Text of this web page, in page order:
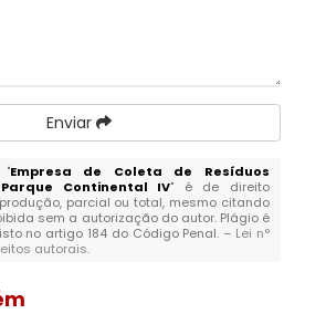
Enviar
"Empresa de Coleta de Resíduos
Continental IV" é de direito
parcial ou total, mesmo citando
sem a autorização do autor. Plágio é
no artigo 184 do Código Penal. – Lei n°
autorais.